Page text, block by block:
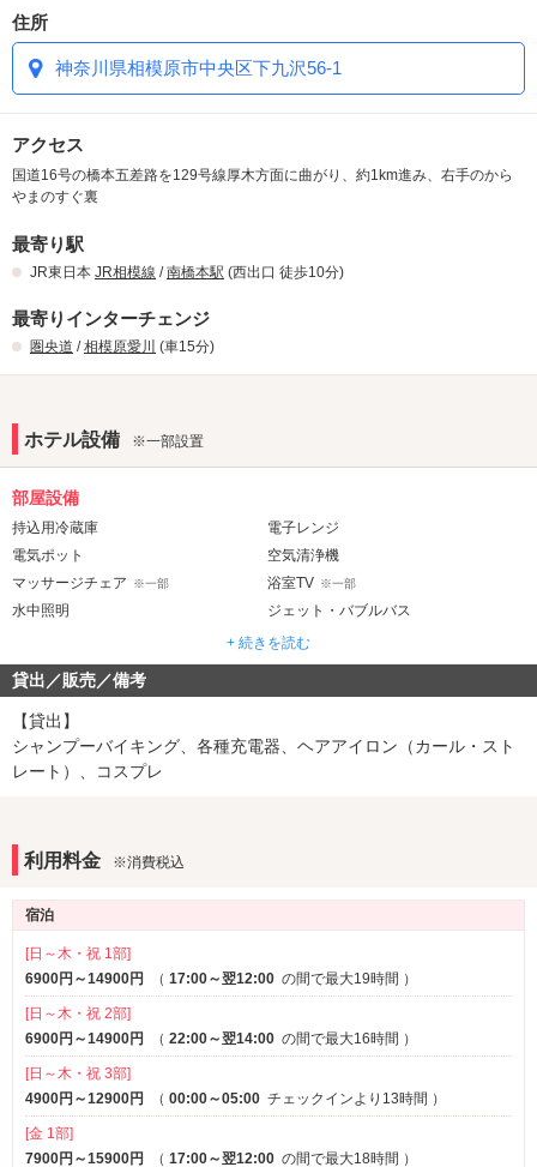
住所
神奈川県相模原市中央区下九沢56-1
アクセス
国道16号の橋本五差路を129号線厚木方面に曲がり、約1km進み、右手のから
やまのすぐ裏
最寄り駅
JR東日本 JR相模線 /南橋本駅 (西出口 徒歩10分)
最寄りインターチェンジ
圏央道 /相模原愛川 (車15分)
ホテル設備 ※一部設置
部屋設備
持込用冷蔵庫
電子レンジ
電気ポット
空気清浄機
マッサージチェア
※一部 浴室TV ※一部
水中照明
ジェット・バブルバス
ドライサウナ
音響・映像・通信
カラオケ
Wi-Fi
Android充電器 ※一部
iPhone充電器 ※一部
セレクトシャンプー
ヘアアイロン
コスプレ ※一部
部屋タイプ
和室 ※一部 テラス ※一部
禁煙ルーム ※一部
1名利用可
サービス
ルームサービス 女子会
+ 続きを読む
貸出／販売／備考
【貸出】
シャンプーバイキング、各種充電器、ヘアアイロン（カール・スト
レート）、コスプレ
利用料金 ※消費税込
宿泊
[日～木・祝 1部]
6900円～14900円
（ 17:00～翌12:00 の間で最大19時間 ）
[日～木・祝 2部]
6900円～14900円
（ 22:00～翌14:00 の間で最大16時間 ）
[日～木・祝 3部]
4900円～12900円
（ 00:00～05:00 チェックインより13時間 ）
[金 1部]
7900円～15900円
（ 17:00～翌12:00 の間で最大18時間 ）